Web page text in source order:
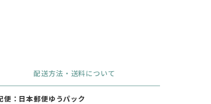
配送方法・送料について
便：日本郵便ゆうパック